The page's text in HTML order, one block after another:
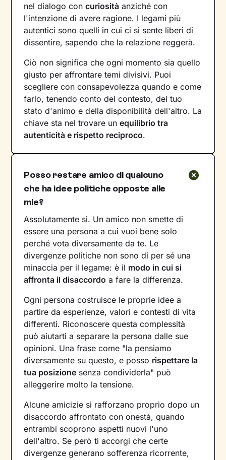
nel dialogo concuriosità anziché con
l'intenzione di avere ragione. I legami più
autentici sono quelli in cui ci si sente liberi di
dissentire, sapendo che la relazione reggerà.
Ciò non significa che ogni momento sia quello
giusto per affrontare temi divisivi. Puoi
scegliere con consapevolezza quando e come
farlo, tenendo conto del contesto, del tuo
stato d'animo e della disponibilità dell'altro. La
chiave sta nel trovare unequilibrio tra
autenticità e rispetto reciproco.
Posso restare amico di qualcuno
che ha idee politiche opposte alle
mie?
Assolutamente sì. Un amico non smette di
essere una persona a cui vuoi bene solo
perché vota diversamente da te. Le
divergenze politiche non sono di per sé una
minaccia per il legame: è il modo in cui si
affronta il disaccordo a fare la differenza.
Ogni persona costruisce le proprie idee a
partire da esperienze, valori e contesti di vita
differenti. Riconoscere questa complessità
può aiutarti a separare la persona dalle sue
opinioni. Una frase come "la pensiamo
diversamente su questo, e posso rispettare la
tua posizione senza condividerla" può
alleggerire molto la tensione.
Alcune amicizie si rafforzano proprio dopo un
disaccordo affrontato con onestà, quando
entrambi scoprono aspetti nuovi l'uno
dell'altro. Se però ti accorgi che certe
divergenze generano sofferenza ricorrente,